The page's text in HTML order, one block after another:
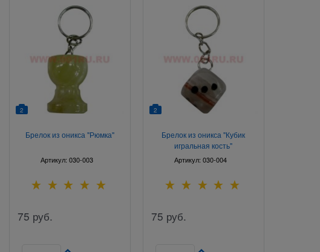
2
Брелок из оникса "Рюмка"
Артикул: 030-003
75 руб.
2
Брелок из оникса "Кубик
игральная кость"
Артикул: 030-004
75 руб.